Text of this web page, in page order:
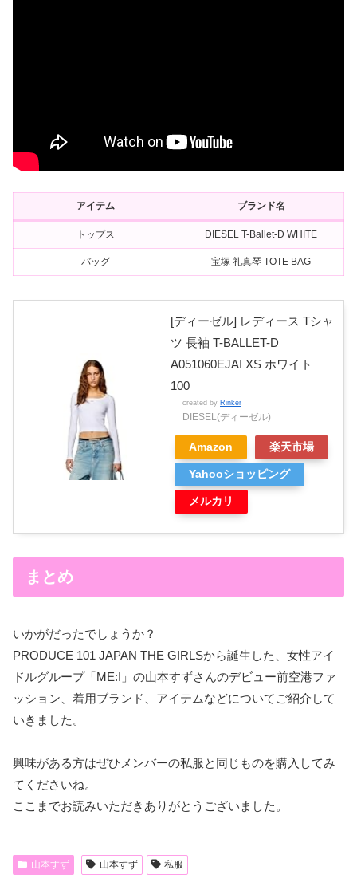
アイテム ブランド名
トップス DIESEL T-Ballet-D WHITE
バッグ 宝塚 礼真琴 TOTE BAG
[ディーゼル] レディース Tシャ
ツ 長袖 T-BALLET-D
A051060EJAI XS ホワイト
100
created by Rinker
DIESEL(ディーゼル)
Amazon 楽天市場
Yahooショッピング
メルカリ
まとめ
いかがだったでしょうか？
PRODUCE 101 JAPAN THE GIRLSから誕生した、女性アイ
ドルグループ「ME:I」の山本すずさんのデビュー前空港ファ
ッション、着用ブランド、アイテムなどについてご紹介して
いきました。
興味がある方はぜひメンバーの私服と同じものを購入してみ
てくださいね。
ここまでお読みいただきありがとうございました。
山本すず 山本すず 私服